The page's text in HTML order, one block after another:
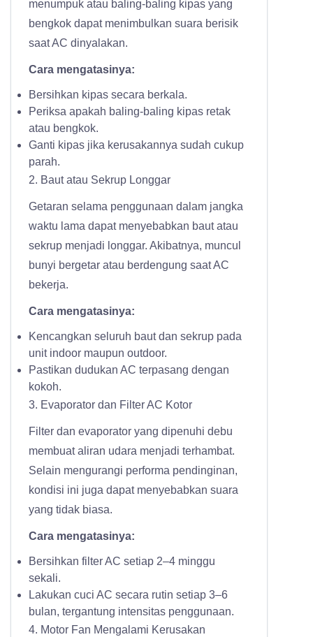
menumpuk atau baling-baling kipas yang
bengkok dapat menimbulkan suara berisik
saat AC dinyalakan.
Cara mengatasinya:
Bersihkan kipas secara berkala.
Periksa apakah baling-baling kipas retak
atau bengkok.
Ganti kipas jika kerusakannya sudah cukup
parah.
2. Baut atau Sekrup Longgar
Getaran selama penggunaan dalam jangka
waktu lama dapat menyebabkan baut atau
sekrup menjadi longgar. Akibatnya, muncul
bunyi bergetar atau berdengung saat AC
bekerja.
Cara mengatasinya:
Kencangkan seluruh baut dan sekrup pada
unit indoor maupun outdoor.
Pastikan dudukan AC terpasang dengan
kokoh.
3. Evaporator dan Filter AC Kotor
Filter dan evaporator yang dipenuhi debu
membuat aliran udara menjadi terhambat.
Selain mengurangi performa pendinginan,
kondisi ini juga dapat menyebabkan suara
yang tidak biasa.
Cara mengatasinya:
Bersihkan filter AC setiap 2–4 minggu
sekali.
Lakukan cuci AC secara rutin setiap 3–6
bulan, tergantung intensitas penggunaan.
4. Motor Fan Mengalami Kerusakan